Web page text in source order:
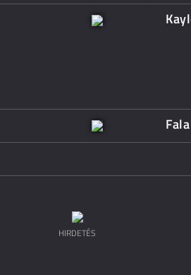
HIRDETÉS